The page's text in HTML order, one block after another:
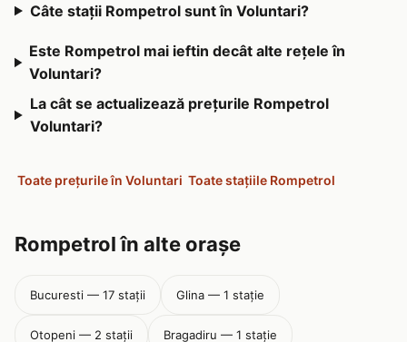
Câte stații Rompetrol sunt în Voluntari?
Este Rompetrol mai ieftin decât alte rețele în
Voluntari?
La cât se actualizează prețurile Rompetrol
Voluntari?
Toate prețurile în Voluntari Toate stațiile Rompetrol
Rompetrol în alte orașe
Bucuresti — 17 stații Glina — 1 stație
Otopeni — 2 stații Bragadiru — 1 stație